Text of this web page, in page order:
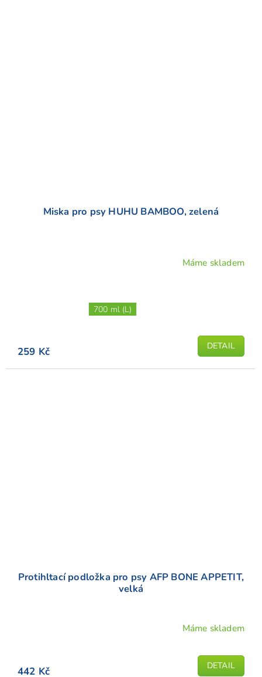
Miska pro psy HUHU BAMBOO, zelená
Máme skladem
259 Kč DETAIL
700 ml (L)
Protihltací podložka pro psy AFP BONE APPETIT,
velká
Máme skladem
442 Kč DETAIL